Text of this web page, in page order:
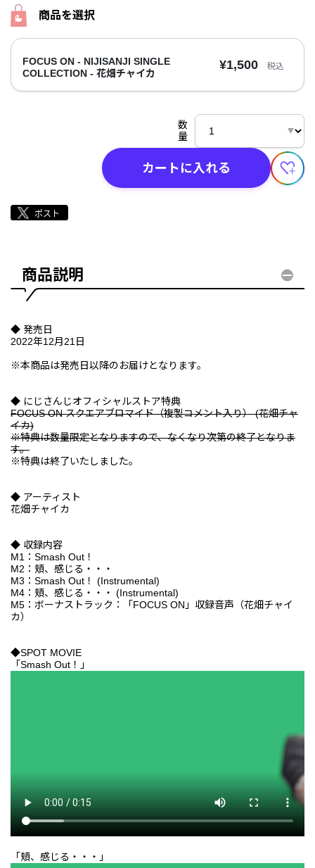
商品を選択
FOCUS ON - NIJISANJI SINGLE
COLLECTION - 花畑チャイカ
¥1,500 税込
数
量
カートに入れる
商品説明
◆ 発売日
2022年12月21日
※本商品は発売日以降のお届けとなります。
◆ にじさんじオフィシャルストア特典
FOCUS ON スクエアブロマイド（複製コメント入り） (花畑チャ
イカ)
※特典は数量限定となりますので、なくなり次第の終了となりま
す。
※特典は終了いたしました。
◆ アーティスト
花畑チャイカ
◆ 収録内容
M1：Smash Out！
M2：頬、感じる・・・
M3：Smash Out！ (Instrumental)
M4：頬、感じる・・・ (Instrumental)
M5：ボーナストラック：「FOCUS ON」収録音声（花畑チャイ
カ）
◆SPOT MOVIE
「Smash Out！」
「頬、感じる・・・」